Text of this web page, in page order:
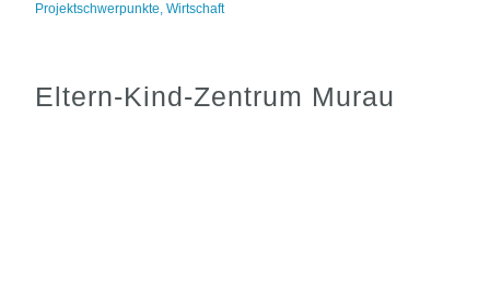
Projektschwerpunkte,Wirtschaft
Eltern-Kind-Zentrum Murau